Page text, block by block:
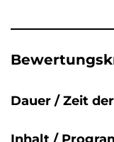
Dauer / Zeit